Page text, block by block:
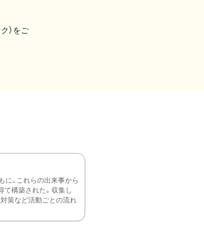
）をご
に、これらの出来事から
て構築された。収集し
策など活動ごとの流れ